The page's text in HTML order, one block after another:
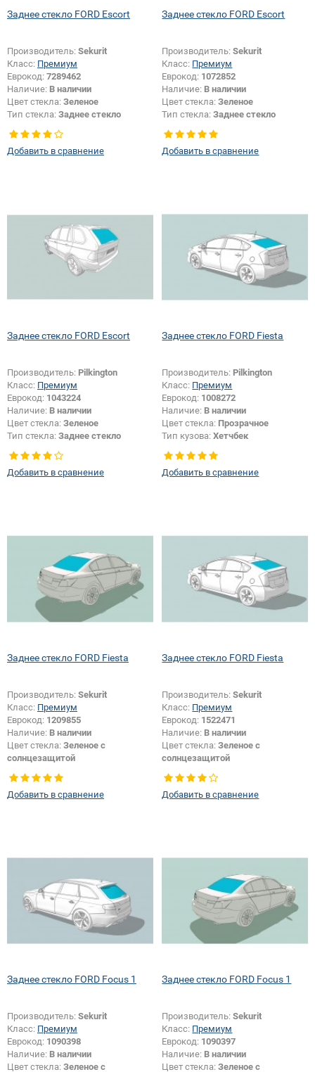
Заднее стекло FORD Escort
Производитель: Sekurit
Класс: Премиум
Еврокод: 7289462
Наличие: В наличии
Цвет стекла: Зеленое
Тип стекла: Заднее стекло
Добавить в сравнение
Заднее стекло FORD Escort
Производитель:Sekurit
Класс: Премиум
Еврокод: 1072852
Наличие: В наличии
Цвет стекла:Зеленое
Тип стекла:Заднее стекло
Добавить в сравнение
Заднее стекло FORD Escort
Производитель: Pilkington
Класс: Премиум
Еврокод: 1043224
Наличие: В наличии
Цвет стекла: Зеленое
Тип стекла: Заднее стекло
Добавить в сравнение
Заднее стекло FORD Fiesta
Производитель: Pilkington
Класс: Премиум
Еврокод: 1008272
Наличие: В наличии
Цвет стекла: Прозрачное
Тип кузова:Хетчбек
Тип стекла:Заднее стекло
Добавить в сравнение
Заднее стекло FORD Fiesta
Производитель: Sekurit
Класс: Премиум
Еврокод: 1209855
Наличие: В наличии
Цвет стекла: Зеленое с
солнцезащитой
Добавить в сравнение
Заднее стекло FORD Fiesta
Производитель:Sekurit
Класс: Премиум
Еврокод: 1522471
Наличие: В наличии
Цвет стекла:Зеленое с
солнцезащитой
Изменение размера:
Добавить в сравнение
Заднее стекло FORD Focus 1
Производитель: Sekurit
Класс: Премиум
Еврокод: 1090398
Наличие: В наличии
Цвет стекла: Зеленое с
Заднее стекло FORD Focus 1
Производитель:Sekurit
Класс: Премиум
Еврокод: 1090397
Наличие: В наличии
Цвет стекла:Зеленое с